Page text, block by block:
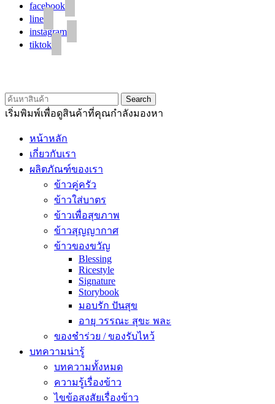
facebook
line
instagram
tiktok
Search
เริ่มพิมพ์เพื่อดูสินค้าที่คุณกำลังมองหา
หน้าหลัก
เกี่ยวกับเรา
ผลิตภัณฑ์ของเรา
ข้าวคู่ครัว
ข้าวใส่บาตร
ข้าวเพื่อสุขภาพ
ข้าวสุญญากาศ
ข้าวของขวัญ
Blessing
Ricestyle
Signature
Storybook
มอบรัก ปันสุข
อายุ วรรณะ สุขะ พละ
ของชำร่วย / ของรับไหว้
บทความน่ารู้
บทความทั้งหมด
ความรู้เรื่องข้าว
ไขข้อสงสัยเรื่องข้าว